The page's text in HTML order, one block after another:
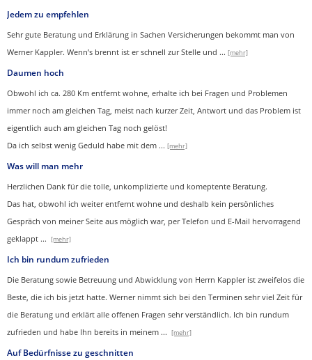
Jedem zu empfehlen
Sehr gute Beratung und Erklärung in Sachen Versicherungen bekommt man von
Werner Kappler. Wenn’s brennt ist er schnell zur Stelle und ... [mehr]
Daumen hoch
Obwohl ich ca. 280 Km entfernt wohne, erhalte ich bei Fragen und Problemen
immer noch am gleichen Tag, meist nach kurzer Zeit, Antwort und das Problem ist
eigentlich auch am gleichen Tag noch gelöst!
Da ich selbst wenig Geduld habe mit dem ... [mehr]
Was will man mehr
Herzlichen Dank für die tolle, unkomplizierte und komeptente Beratung.
Das hat, obwohl ich weiter entfernt wohne und deshalb kein persönliches
Gespräch von meiner Seite aus möglich war, per Telefon und E-Mail hervorragend
geklappt ... [mehr]
Ich bin rundum zufrieden
Die Beratung sowie Betreuung und Abwicklung von Herrn Kappler ist zweifelos die
Beste, die ich bis jetzt hatte. Werner nimmt sich bei den Terminen sehr viel Zeit für
die Beratung und erklärt alle offenen Fragen sehr verständlich. Ich bin rundum
zufrieden und habe Ihn bereits in meinem ... [mehr]
Auf Bedürfnisse zu geschnitten